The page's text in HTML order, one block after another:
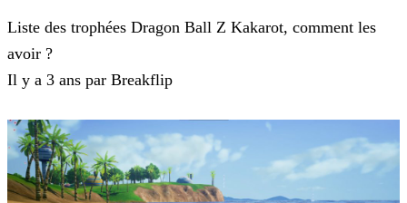
Liste des trophées Dragon Ball Z Kakarot, comment les
avoir ?
Il y a 3 ans par Breakflip